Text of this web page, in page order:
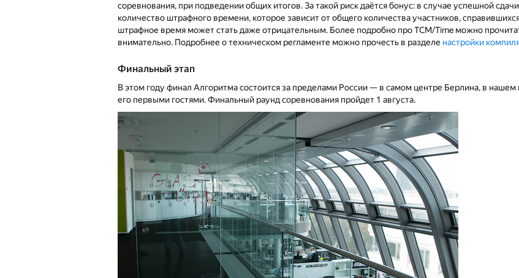
соревнования, при подведении общих итогов. За такой риск даётся бонус: в случае успешной
количество штрафного времени, которое зависит от общего количества участников,
штрафное время может стать даже отрицательным. Более подробно про TCM/Time можно
внимательно. Подробнее о техническом регламенте можно прочесть в разделе настройки
Финальный этап
В этом году финал Алгоритма состоится за пределами России — в самом центре Берлина, в
его первыми гостями. Финальный раунд соревнования пройдет 1 августа.